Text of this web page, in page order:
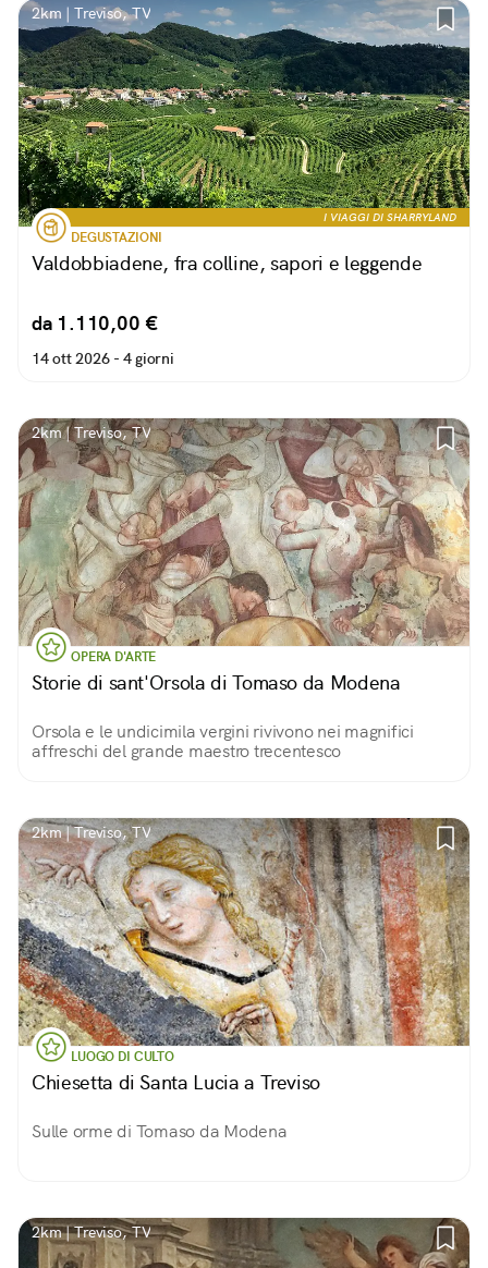
2km | Treviso, TV
I VIAGGI DI SHARRYLAND
DEGUSTAZIONI
Valdobbiadene, fra colline, sapori e leggende
da 1.110,00 €
14 ott 2026 - 4 giorni
2km | Treviso, TV
OPERA D'ARTE
Storie di sant'Orsola di Tomaso da Modena
Orsola e le undicimila vergini rivivono nei magnifici
affreschi del grande maestro trecentesco
2km | Treviso, TV
LUOGO DI CULTO
Chiesetta di Santa Lucia a Treviso
Sulle orme di Tomaso da Modena
2km | Treviso, TV